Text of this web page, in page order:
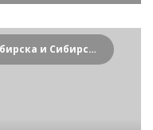
Криминальные новости Новосибирска и Сибирского региона